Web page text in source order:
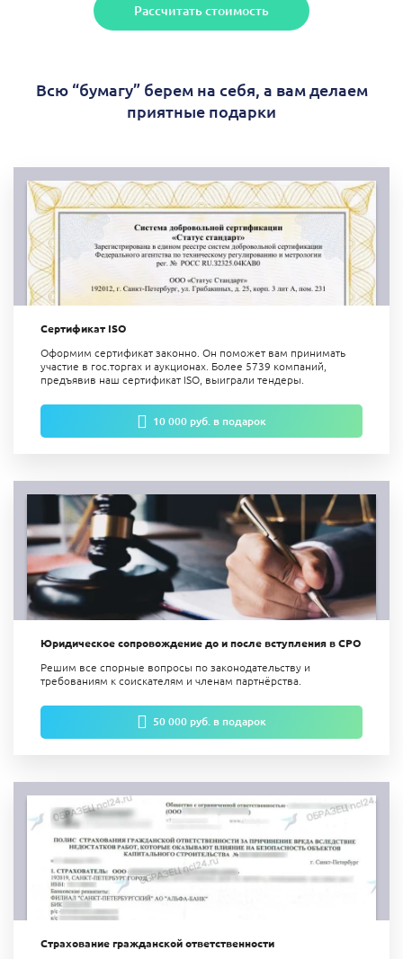
Рассчитать стоимость
Всю “бумагу” берем на себя, а вам делаем
приятные подарки
Сертификат ISO
Оформим сертификат законно. Он поможет вам принимать
участие в гос.торгах и аукционах. Более 5739 компаний,
предъявив наш сертификат ISO, выиграли тендеры.
10 000 руб. в подарок
Юридическое сопровождение до и после вступления в СРО
Решим все спорные вопросы по законодательству и
требованиям к соискателям и членам партнёрства.
50 000 руб. в подарок
Страхование гражданской ответственности